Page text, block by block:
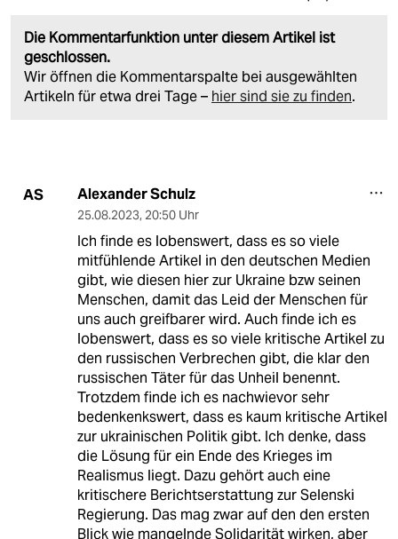
Die Kommentarfunktion unter diesem Artikel ist
geschlossen.
Wir öffnen die Kommentarspalte bei ausgewählten
Artikeln für etwa drei Tage – hier sind sie zu finden.
AS Alexander Schulz
25.08.2023, 20:50 Uhr
Ich finde es lobenswert, dass es so viele
mitfühlende Artikel in den deutschen Medien
gibt, wie diesen hier zur Ukraine bzw seinen
Menschen, damit das Leid der Menschen für
uns auch greifbarer wird. Auch finde ich es
lobenswert, dass es so viele kritische Artikel zu
den russischen Verbrechen gibt, die klar den
russischen Täter für das Unheil benennt.
Trotzdem finde ich es nachwievor sehr
bedenkenkswert, dass es kaum kritische Artikel
zur ukrainischen Politik gibt. Ich denke, dass
die Lösung für ein Ende des Krieges im
Realismus liegt. Dazu gehört auch eine
kritischere Berichtserstattung zur Selenski
Regierung. Das mag zwar auf den den ersten
Blick wie mangelnde Solidarität wirken, aber